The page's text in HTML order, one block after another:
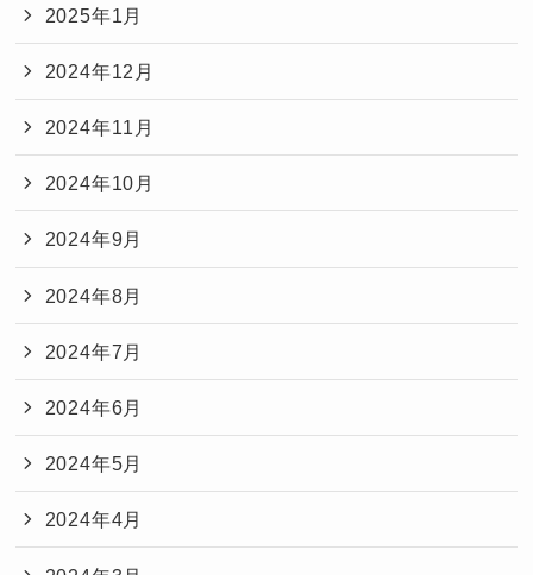
2025年1月
2024年12月
2024年11月
2024年10月
2024年9月
2024年8月
2024年7月
2024年6月
2024年5月
2024年4月